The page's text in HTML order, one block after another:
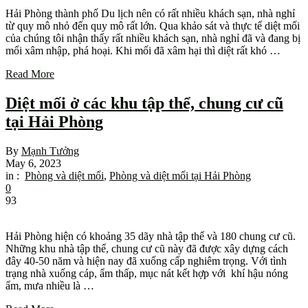
Hải Phòng thành phố Du lịch nên có rất nhiều khách sạn, nhà nghỉ
từ quy mô nhỏ đến quy mô rất lớn. Qua khảo sát và thực tế diệt mối
của chúng tôi nhận thấy rất nhiều khách sạn, nhà nghỉ đã và đang bị
mối xâm nhập, phá hoại. Khi mối đã xâm hại thì diệt rất khó …
Read More
Diệt mối ở các khu tập thể, chung cư cũ
tại Hải Phòng
By Mạnh Tưởng
May 6, 2023
in : Phòng và diệt mối, Phòng và diệt mối tại Hải Phòng
0
93
Hải Phòng hiện có khoảng 35 dãy nhà tập thể và 180 chung cư cũ.
Những khu nhà tập thể, chung cư cũ này đã được xây dựng cách
đây 40-50 năm và hiện nay đã xuống cấp nghiêm trọng. Với tình
trạng nhà xuống cáp, ẩm thấp, mục nát kết hợp với khí hậu nóng
ẩm, mưa nhiều là …